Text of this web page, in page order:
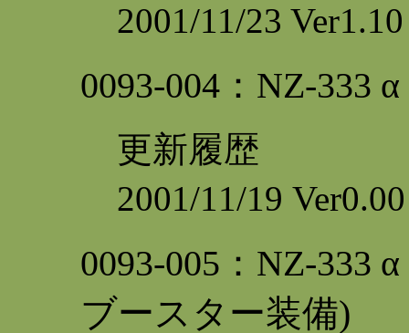
2001/11/23
0093-004：NZ-333
更新履歴
2001/11/19
0093-005：NZ-333
ブースター装備)